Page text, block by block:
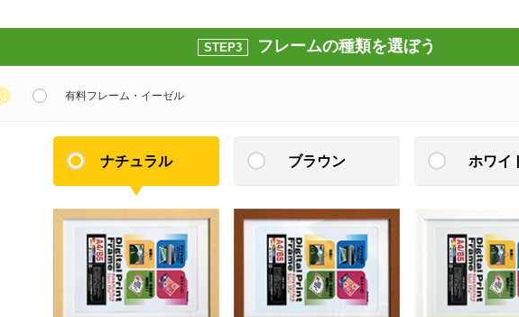
STEP3 フレームの種類を選ぼう
有料フレーム・イーゼル
ナチュラル ブラウン ホワイ